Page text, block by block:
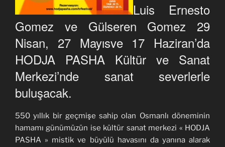
Luis Ernesto
Gomez ve Gülseren Gomez 29
Nisan, 27 Mayısve 17 Haziran’da
HODJA PASHA Kültür ve Sanat
Merkezi’nde sanat severlerle
buluşacak.
550 yıllık bir geçmişe sahip olan Osmanlı döneminin
hamamı günümüzün ise kültür sanat merkezi « HODJA
PASHA » mistik ve büyülü havasını da yanına alarak